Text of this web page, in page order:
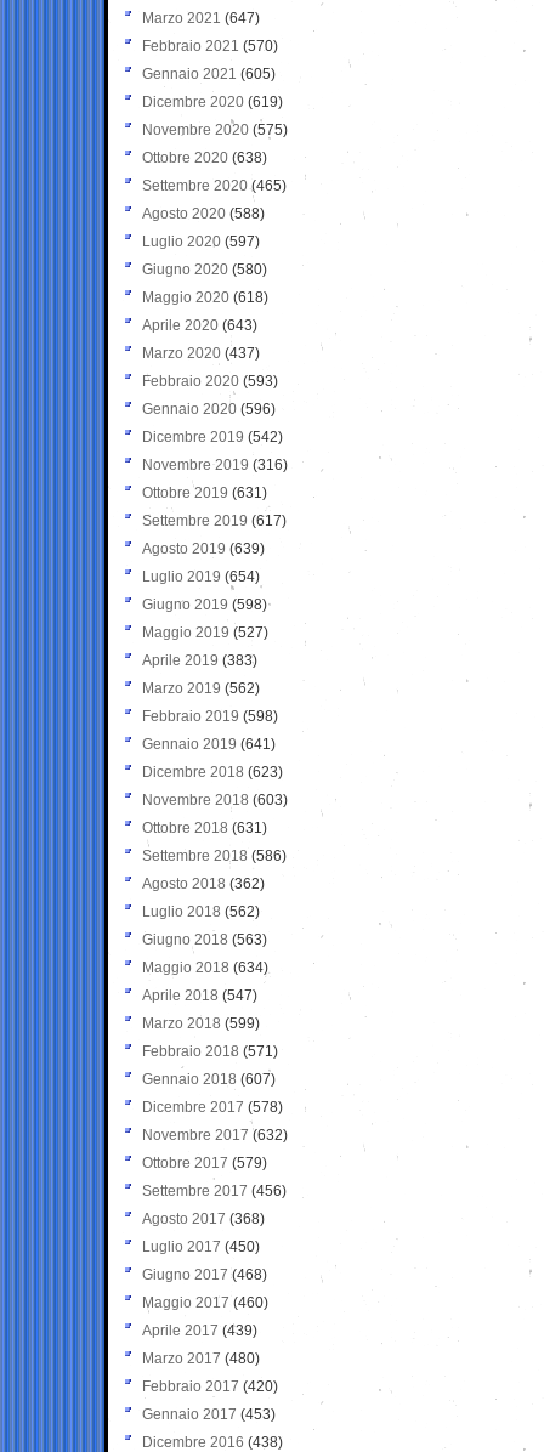
Marzo 2021 (647)
Febbraio 2021 (570)
Gennaio 2021 (605)
Dicembre 2020 (619)
Novembre 2020 (575)
Ottobre 2020 (638)
Settembre 2020(465)
Agosto 2020 (588)
Luglio 2020 (597)
Giugno 2020 (580)
Maggio 2020 (618)
Aprile 2020 (643)
Marzo 2020 (437)
Febbraio 2020 (593)
Gennaio 2020 (596)
Dicembre 2019 (542)
Novembre 2019 (316)
Ottobre 2019 (631)
Settembre 2019 (617)
Agosto 2019 (639)
Luglio 2019 (654)
Giugno 2019 (598)
Maggio 2019 (527)
Aprile 2019 (383)
Marzo 2019 (562)
Febbraio 2019 (598)
Gennaio 2019 (641)
Dicembre 2018 (623)
Novembre 2018 (603)
Ottobre 2018 (631)
Settembre 2018 (586)
Agosto 2018 (362)
Luglio 2018 (562)
Giugno 2018 (563)
Maggio 2018 (634)
Aprile 2018 (547)
Marzo 2018 (599)
Febbraio 2018 (571)
Gennaio 2018 (607)
Dicembre 2017 (578)
Novembre 2017 (632)
Ottobre 2017 (579)
Settembre 2017 (456)
Agosto 2017 (368)
Luglio 2017 (450)
Giugno 2017 (468)
Maggio 2017 (460)
Aprile 2017 (439)
Marzo 2017 (480)
Febbraio 2017 (420)
Gennaio 2017 (453)
Dicembre 2016 (438)